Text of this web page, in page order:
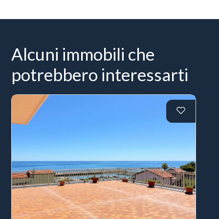
Alcuni immobili che
potrebbero interessarti